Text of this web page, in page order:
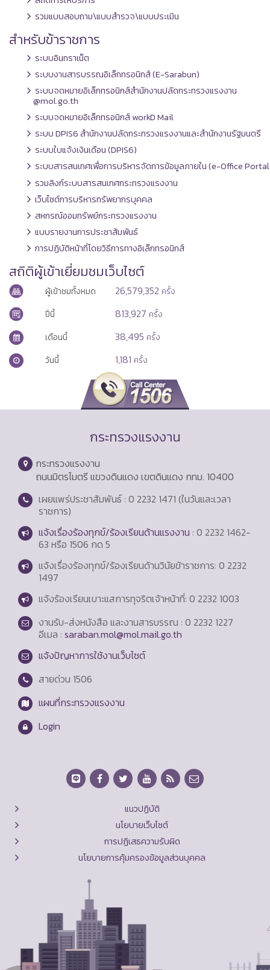
รวมแบบสอบถาม\แบบสำรวจ\แบบประเมิน
สำหรับข้าราชการ
ระบบอินทราเน็ต
ระบบงานสารบรรณอิเล็กทรอนิกส์ (E-Sarabun)
ระบบจดหมายอิเล็กทรอนิกส์สำนักงานปลัดกระทรวงแรงงาน
@mol.go.th
ระบบจดหมายอิเล็กทรอนิกส์ workD Mail
ระบบ DPIS6 สำนักงานปลัดกระทรวงแรงงานและสำนักงานรัฐมนตรี
ระบบใบแจ้งเงินเดือน (DPIS6)
ระบบสารสนเทศเพื่อการบริหารจัดการข้อมูลภายใน (e-Office
รวมลิงก์ระบบสารสนเทศกระทรวงแรงงาน
เว็บไซต์การบริหารทรัพยากรบุคคล
สหกรณ์ออมทรัพย์กระทรวงแรงงาน
แบบรายงานการประชาสัมพันธ์
การปฏิบัติหน้าที่โดยวิธีการทางอิเล็กทรอนิกส์
สถิติผู้เข้าเยี่ยมชมเว็บไซต์
ผู้เข้าชมทั้งหมด 26,579,352 ครั้ง
ปีนี้
813,927 ครั้ง
เดือนนี้
38,495 ครั้ง
วันนี้
1,181 ครั้ง
กระทรวงแรงงาน
กระทรวงแรงงาน
ถนนมิตรไมตรี แขวงดินแดง เขตดินแดง กทม. 10400
เผยแพร่ประชาสัมพันธ์ : 0 2232 1471 (ในวันและเวลา
ราชการ)
แจ้งเรื่องร้องทุกข์/ร้องเรียนด้านแรงงาน : 0 2232 1462-
63 หรือ 1506 กด 5
แจ้งเรื่องร้องทุกข์/ร้องเรียนด้านวินัยข้าราชการ: 0 2232
1497
แจ้งร้องเรียนเบาะแสการทุจริตเจ้าหน้าที่: 0 2232 1003
งานรับ-ส่งหนังสือ และงานสารบรรณ : 0 2232 1227
อีเมล : saraban.mol@mol.mail.go.th
แจ้งปัญหาการใช้งานเว็บไซต์
สายด่วน 1506
แผนที่กระทรวงแรงงาน
Login
แนวปฏิบัติ
นโยบายเว็บไซต์
การปฏิเสธความรับผิด
นโยบายการคุ้มครองข้อมูลส่วนบุคคล